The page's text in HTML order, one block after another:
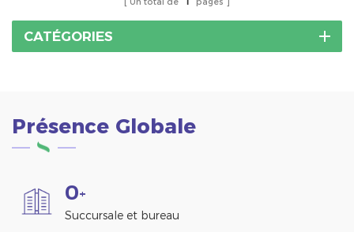
Un total de 1 pages
CATÉGORIES
Présence Globale
0+
Succursale et bureau